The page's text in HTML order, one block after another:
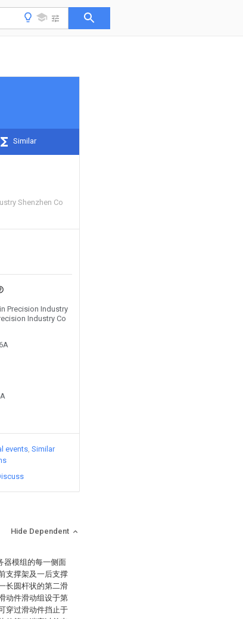
Similar
Shenzhen Co
Precision Industry
Industry Co
events Similar
Hide Dependent
器模组的每一侧面
支撑架及一后支撑
长圆杆状的第二滑
动件滑动组设于第
穿过滑动件挡止于